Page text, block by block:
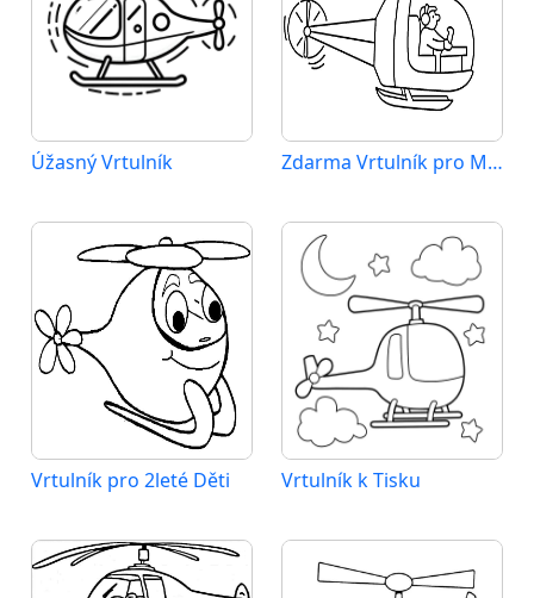
Úžasný Vrtulník Zdarma Vrtulník pro Malé Děti
Vrtulník pro 2leté Děti Vrtulník k Tisku